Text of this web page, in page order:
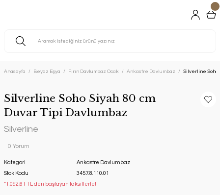
Anasayfa Beyaz Eşya Fırın Davlumbaz Ocak Ankastre Davlumbaz Silverline Soho
Silverline Soho Siyah 80 cm
Duvar Tipi Davlumbaz
Silverline
0 Yorum
Kategori
Ankastre Davlumbaz
Stok Kodu
3457.8.110.01
*1.092,61 TL den başlayan taksitlerle!